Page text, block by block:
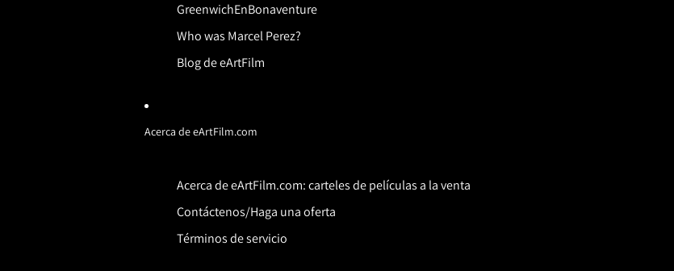
GreenwichEnBonaventure
Who was Marcel Perez?
Blog de eArtFilm
Acerca de eArtFilm.com
Acerca de eArtFilm.com: carteles de películas a la venta
Contáctenos/Haga una oferta
Términos de servicio